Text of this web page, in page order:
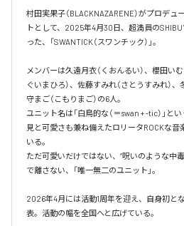
村田実果子（BLACKNAZARENE）がプロデュ
トとして、2025年4月30日、超満員の
った、「SWANTICK（スワンチック）」。
メンバーは久遠月衣（くおんるい）、櫻田いむ
ぐいまひろ）、佐藤すみれ（さとうすみれ）
守まご（こもりまご）の6人。
ユニット名は「白鳥的な（＝swan + -tic）」
見と可愛さも兼ね備えたロリータROCKな
いる。
ただ可愛いだけではない、“呪いのような中
で離さない、「唯一無二のユニット」。
2026年4月には活動1周年を迎え、自身初と
表。活動の幅を全国へと広げている。